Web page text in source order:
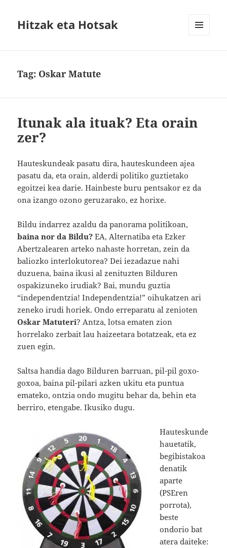
Hitzak eta Hotsak
Tag: Oskar Matute
Itunak ala ituak? Eta orain
zer?
Hauteskundeak pasatu dira, hauteskundeen ajea
pasatu da, eta orain, alderdi politiko guztietako
egoitzei kea darie. Hainbeste buru pentsakor ez da
ona izango ozono geruzarako, ez horixe.
Bildu indarrez azaldu da panorama politikoan,
baina nor da Bildu?EA, Alternatiba eta Ezker
Abertzalearen arteko nahaste horretan, zein da
baliozko interlokutorea? Dei iezadazue nahi
duzuena, baina ikusi al zenituzten Bilduren
ospakizuneko irudiak? Bai, mundu guztia
“independentzia! Independentzia!” oihukatzen ari
zeneko irudi horiek. Ondo erreparatu al zenioten
Oskar Matuteri? Antza, lotsa ematen zion
horrelako zerbait lau haizeetara botatzeak, eta ez
zuen egin.
Saltsa handia dago Bilduren barruan, pil-pil goxo-
goxoa, baina pil-pilari azken ukitu eta puntua
emateko, ontzia ondo mugitu behar da, behin eta
berriro, etengabe. Ikusiko dugu.
Hauteskunde
hauetatik,
begibistakoa
denatik
aparte
(PSEren
porrota),
beste
ondorio bat
atera daiteke: